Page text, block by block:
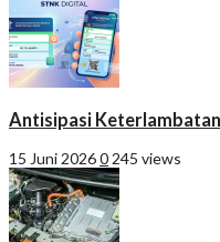
Antisipasi
15 Juni 20260 245 views